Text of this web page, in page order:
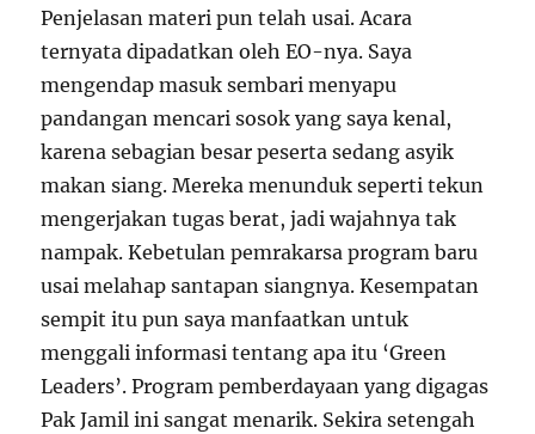
Penjelasan materi pun telah usai. Acara
ternyata dipadatkan oleh EO-nya. Saya
mengendap masuk sembari menyapu
pandangan mencari sosok yang saya kenal,
karena sebagian besar peserta sedang asyik
makan siang. Mereka menunduk seperti tekun
mengerjakan tugas berat, jadi wajahnya tak
nampak. Kebetulan pemrakarsa program baru
usai melahap santapan siangnya. Kesempatan
sempit itu pun saya manfaatkan untuk
menggali informasi tentang apa itu ‘Green
Leaders’. Program pemberdayaan yang digagas
Pak Jamil ini sangat menarik. Sekira setengah